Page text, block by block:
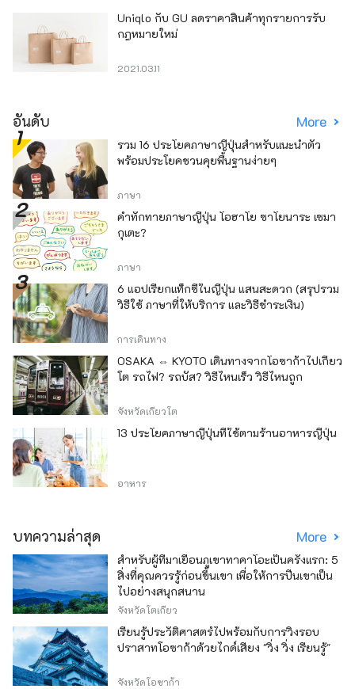
Uniqlo กับ GU ลดราคาสินค้าทุกรายการรับ
กฎหมายใหม่
2021.03.11
อันดับ More
รวม 16 ประโยคภาษาญี่ปุ่นสำหรับแนะนำตัว
พร้อมประโยคชวนคุยพื้นฐานง่ายๆ
ภาษา
คำทักทายภาษาญี่ปุ่น โอฮาโย ซาโยนาระ เซมา
กุเตะ?
ภาษา
6 แอปเรียกแท็กซี่ในญี่ปุ่น แสนสะดวก (สรุปรวม
วิธีใช้ ภาษาที่ให้บริการ และวิธีชำระเงิน)
การเดินทาง
OSAKA ⇔ KYOTO เดินทางจากโอซาก้าไปเกียว
โต รถไฟ? รถบัส? วิธีไหนเร็ว วิธีไหนถูก
จังหวัดเกียวโต
13 ประโยคภาษาญี่ปุ่นที่ใช้ตามร้านอาหารญี่ปุ่น
อาหาร
บทความล่าสุด More
สำหรับผู้ที่มาเยือนภูเขาทาคาโอะเป็นครั้งแรก: 5
สิ่งที่คุณควรรู้ก่อนขึ้นเขา เพื่อให้การปีนเขาเป็น
ไปอย่างสนุกสนาน
จังหวัดโตเกียว
เรียนรู้ประวัติศาสตร์ไปพร้อมกับการวิ่งรอบ
ปราสาทโอซาก้าด้วยไกด์เสียง "วิ่ง วิ่ง เรียนรู้"
จังหวัดโอซาก้า